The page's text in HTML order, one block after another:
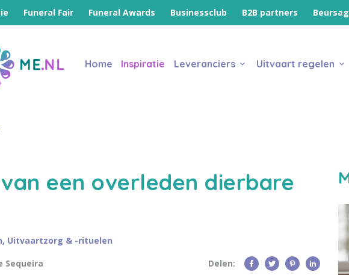
Funeral Fair Funeral Awards Businessclub B2B partners
Home Inspiratie Leveranciers Uitvaart regelen
een overleden dierbare
, Uitvaartzorg & -rituelen
Sequeira Delen: